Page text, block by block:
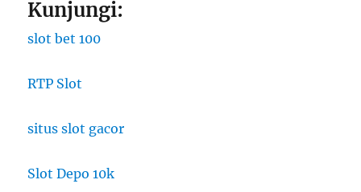
Kunjungi:
slot bet 100
RTP Slot
situs slot gacor
Slot Depo 10k